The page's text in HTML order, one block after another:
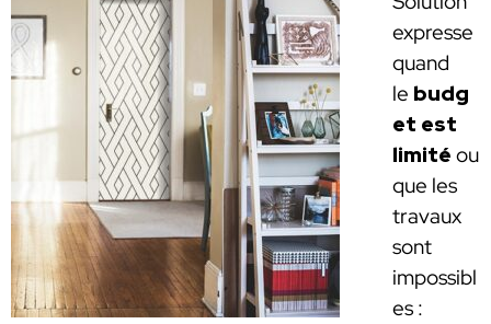
expresse
quand
le budg
et est
limité ou
que les
travaux
sont
impossibl
es :